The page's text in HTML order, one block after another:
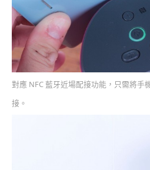
對應 NFC 藍牙近場配接功能，只需將手
接。